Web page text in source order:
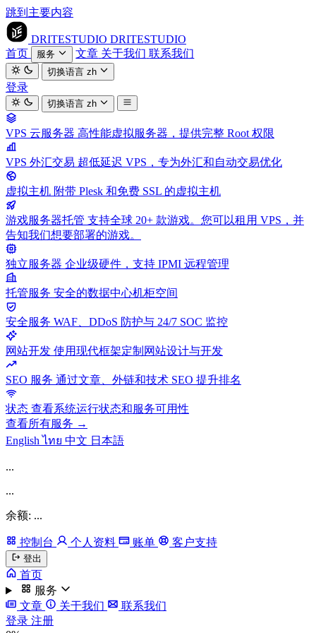
跳到主要内容
DRITESTUDIO DRITESTUDIO
首页
服务 文章 关于我们 联系我们
切换语言zh
登录
切换语言zh
VPS 云服务器 高性能虚拟服务器，提供完整 Root 权限
VPS 外汇交易 超低延迟 VPS，专为外汇和自动交易优化
虚拟主机 附带 Plesk 和免费 SSL 的虚拟主机
游戏服务器托管 支持全球 20+ 款游戏。您可以租用 VPS，并
告知我们想要部署的游戏。
独立服务器 企业级硬件，支持 IPMI 远程管理
托管服务 安全的数据中心机柜空间
安全服务 WAF、DDoS 防护与 24/7 SOC 监控
网站开发 使用现代框架定制网站设计与开发
SEO 服务 通过文章、外链和技术 SEO 提升排名
状态 查看系统运行状态和服务可用性
查看所有服务 →
Englishไทย 中文 日本語
...
...
余额: ...
控制台 个人资料 账单 客户支持
登出
首页
服务
文章
关于我们
联系我们
登录 注册